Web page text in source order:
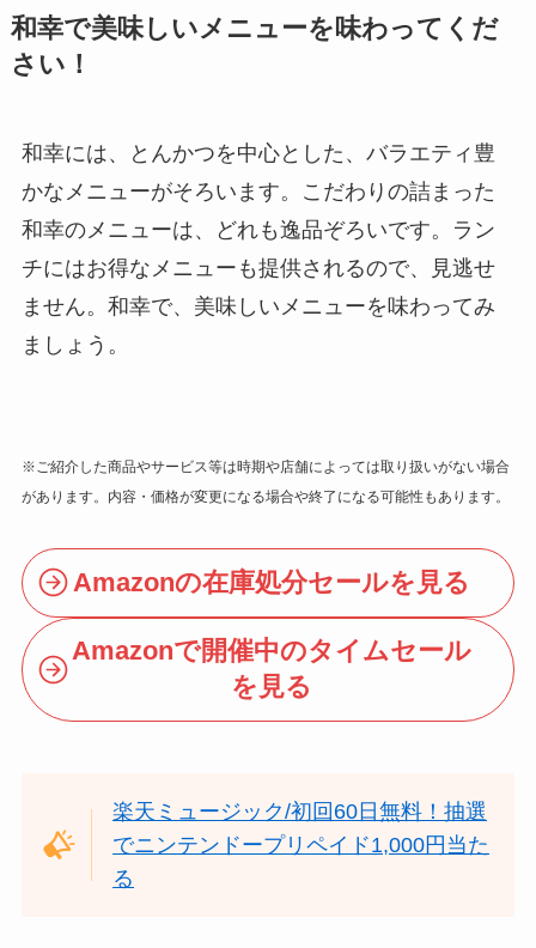
和幸で美味しいメニューを味わってくだ
さい！
和幸には、とんかつを中心とした、バラエティ豊
かなメニューがそろいます。こだわりの詰まった
和幸のメニューは、どれも逸品ぞろいです。ラン
チにはお得なメニューも提供されるので、見逃せ
ません。和幸で、美味しいメニューを味わってみ
ましょう。
※ご紹介した商品やサービス等は時期や店舗によっては取り扱いがない場合
があります。内容・価格が変更になる場合や終了になる可能性もあります。
Amazonの在庫処分セールを見る
Amazonで開催中のタイムセール
を見る
楽天ミュージック/初回60日無料！抽選
でニンテンドープリペイド1,000円当た
る